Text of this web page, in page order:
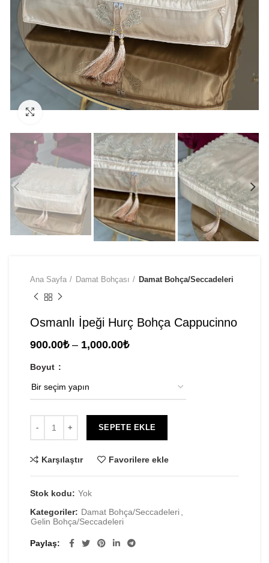
Click to enlarge
Ana Sayfa Damat Bohçası Damat Bohça/Seccadeleri
Osmanlı İpeği Hurç Bohça Cappucinno
900.00₺ – 1,000.00₺Fiyat
Boyut
SEPETE EKLE
Karşılaştır Favorilere ekle
Stok kodu: Yok
Kategoriler: Damat Bohça/Seccadeleri,
Gelin Bohça/Seccadeleri
Paylaş